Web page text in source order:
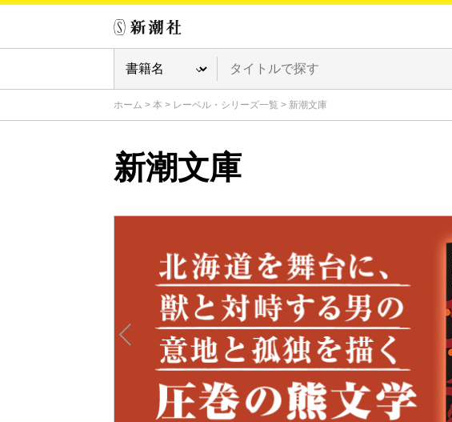
ホーム > 本 > レーベル・シリーズ一覧 > 新潮文庫
新潮文庫